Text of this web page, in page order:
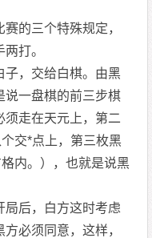
的三个特殊规定，
两打。
，交给白棋。由黑
说一盘棋的前三步棋
须走在天元上，第二
交*点上，第三枚黑
内。），也就是说黑
后，白方这时考虑
必须同意，这样，